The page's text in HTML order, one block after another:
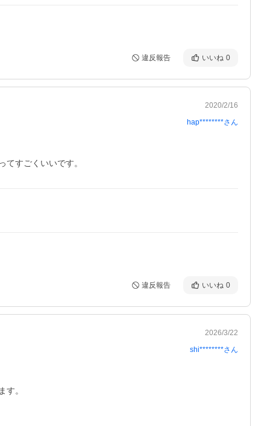
違反報告 いいね 0
2020/2/16
hap********さん
すごくいいです。
違反報告 いいね 0
2026/3/22
shi********さん
す。